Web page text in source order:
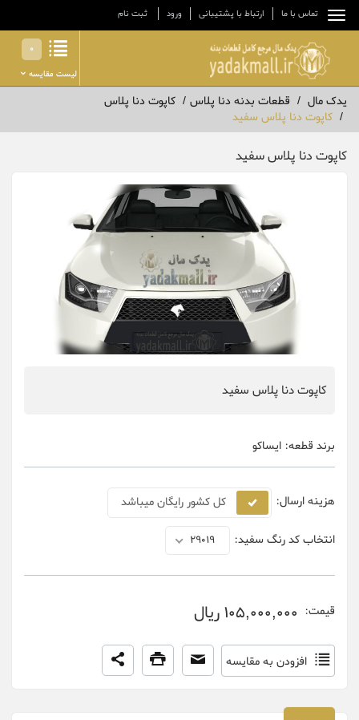
تماس با ما ارتباط با پشتیبانی ورود ثبت نام
0
لیست مقایسه
یدک مال قطعات بدنه دنا پلاس
کاپوت دنا پلاس
کاپوت دنا پلاس سفید
کاپوت دنا پلاس سفید
کاپوت دنا پلاس سفید
برند قطعه: ایساکو
هزینه ارسال: کل کشور رایگان میباشد
انتخاب کد رنگ سفید: 29019
قیمت: 105,000,000 ریال
افزودن به مقایسه